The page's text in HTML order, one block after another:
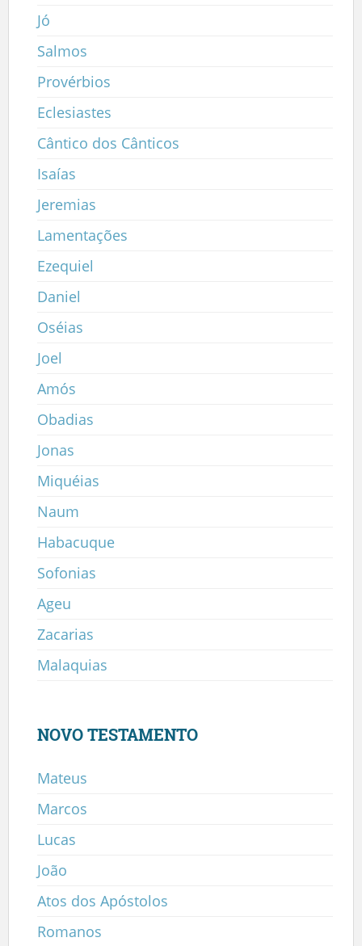
Jó
Salmos
Provérbios
Eclesiastes
Cântico dos Cânticos
Isaías
Jeremias
Lamentações
Ezequiel
Daniel
Oséias
Joel
Amós
Obadias
Jonas
Miquéias
Naum
Habacuque
Sofonias
Ageu
Zacarias
Malaquias
NOVO TESTAMENTO
Mateus
Marcos
Lucas
João
Atos dos Apóstolos
Romanos